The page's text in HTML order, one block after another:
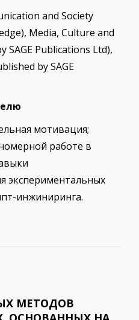
and Society
Media, Culture and
SAGE Publications Ltd),
by SAGE
мотивация;
работе в
экспериментальных
инжиниринга.
МЕТОДОВ